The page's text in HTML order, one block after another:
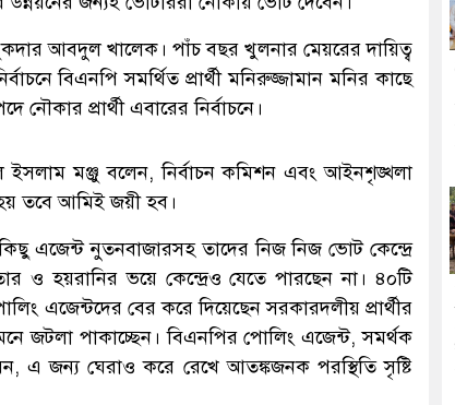
আবদুল খালেক। পাঁচ বছর খুলনার মেয়রের দায়িত্ব
বিএনপি সমর্থিত প্রার্থী মনিরুজ্জামান মনির কাছে
প্রার্থী এবারের নির্বাচনে।
ইসলাম মঞ্জু বলেন, নির্বাচন কমিশন এবং আইনশৃঙ্খলা
হয় তবে আমিই জয়ী হব।
এজেন্ট নুতনবাজারসহ তাদের নিজ নিজ ভোট কেন্দ্রে
ও হয়রানির ভয়ে কেন্দ্রেও যেতে পারছেন না। ৪০টি
এজেন্টদের বের করে দিয়েছেন সরকারদলীয় প্রার্থীর
জটলা পাকাচ্ছেন। বিএনপির পোলিং এজেন্ট, সমর্থক
এ জন্য ঘেরাও করে রেখে আতঙ্কজনক পরস্থিতি সৃষ্টি